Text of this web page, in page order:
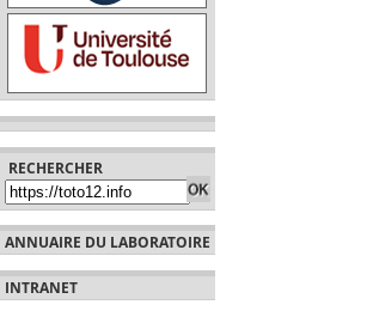
RECHERCHER
ANNUAIRE DU LABORATOIRE
INTRANET